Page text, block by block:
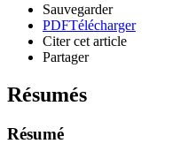
Sauvegarder
PDFTélécharger
Citer cet article
Partager
Résumés
Résumé